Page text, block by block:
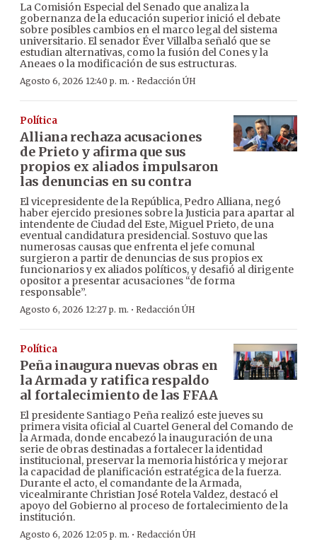
La Comisión Especial del Senado que analiza la
gobernanza de la educación superior inició el debate
sobre posibles cambios en el marco legal del sistema
universitario. El senador Éver Villalba señaló que se
estudian alternativas, como la fusión del Cones y la
Aneaes o la modificación de sus estructuras.
Agosto 6, 2026 12:40 p. m. · Redacción ÚH
Política
Alliana rechaza acusaciones
de Prieto y afirma que sus
propios ex aliados impulsaron
las denuncias en su contra
El vicepresidente de la República, Pedro Alliana, negó
haber ejercido presiones sobre la Justicia para apartar al
intendente de Ciudad del Este, Miguel Prieto, de una
eventual candidatura presidencial. Sostuvo que las
numerosas causas que enfrenta el jefe comunal
surgieron a partir de denuncias de sus propios ex
funcionarios y ex aliados políticos, y desafió al dirigente
opositor a presentar acusaciones “de forma
responsable”.
Agosto 6, 2026 12:27 p. m. · Redacción ÚH
Política
Peña inaugura nuevas obras en
la Armada y ratifica respaldo
al fortalecimiento de las FFAA
El presidente Santiago Peña realizó este jueves su
primera visita oficial al Cuartel General del Comando de
la Armada, donde encabezó la inauguración de una
serie de obras destinadas a fortalecer la identidad
institucional, preservar la memoria histórica y mejorar
la capacidad de planificación estratégica de la fuerza.
Durante el acto, el comandante de la Armada,
vicealmirante Christian José Rotela Valdez, destacó el
apoyo del Gobierno al proceso de fortalecimiento de la
institución.
Agosto 6, 2026 12:05 p. m. · Redacción ÚH